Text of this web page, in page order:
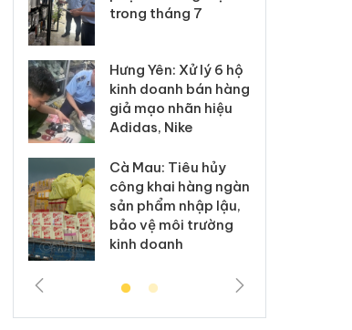
trong tháng 7
Hưng Yên: Xử lý 6 hộ
kinh doanh bán hàng
giả mạo nhãn hiệu
Adidas, Nike
Cà Mau: Tiêu hủy
công khai hàng ngàn
sản phẩm nhập lậu,
bảo vệ môi trường
kinh doanh